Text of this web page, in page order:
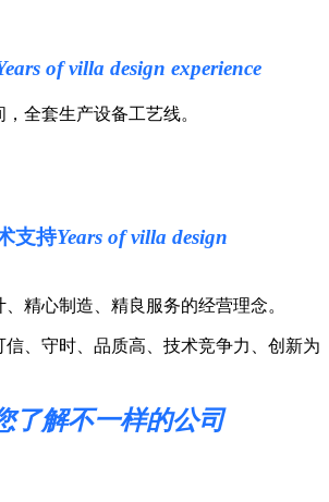
of villa design experience
全套生产设备工艺线。
支持Years of villa design
精心制造、精良服务的经营理念。
信、守时、品质高、技术竞争力、创新为
了解不一样的公司